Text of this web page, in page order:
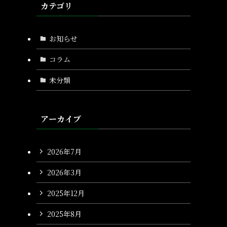
カテゴリ
お知らせ
コラム
未分類
アーカイブ
2026年7月
2026年3月
2025年12月
2025年8月